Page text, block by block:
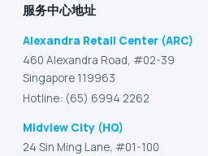
服务中心地址
Alexandra Retail Center (ARC)
460 Alexandra Road, #02-39
Singapore 119963
Hotline: (65) 6994 2262
Midview City (HQ)
24 Sin Ming Lane, #01-100